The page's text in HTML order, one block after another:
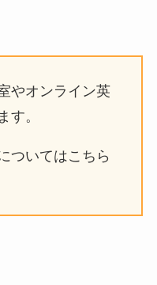
やオンライン英
す。
ついてはこちら